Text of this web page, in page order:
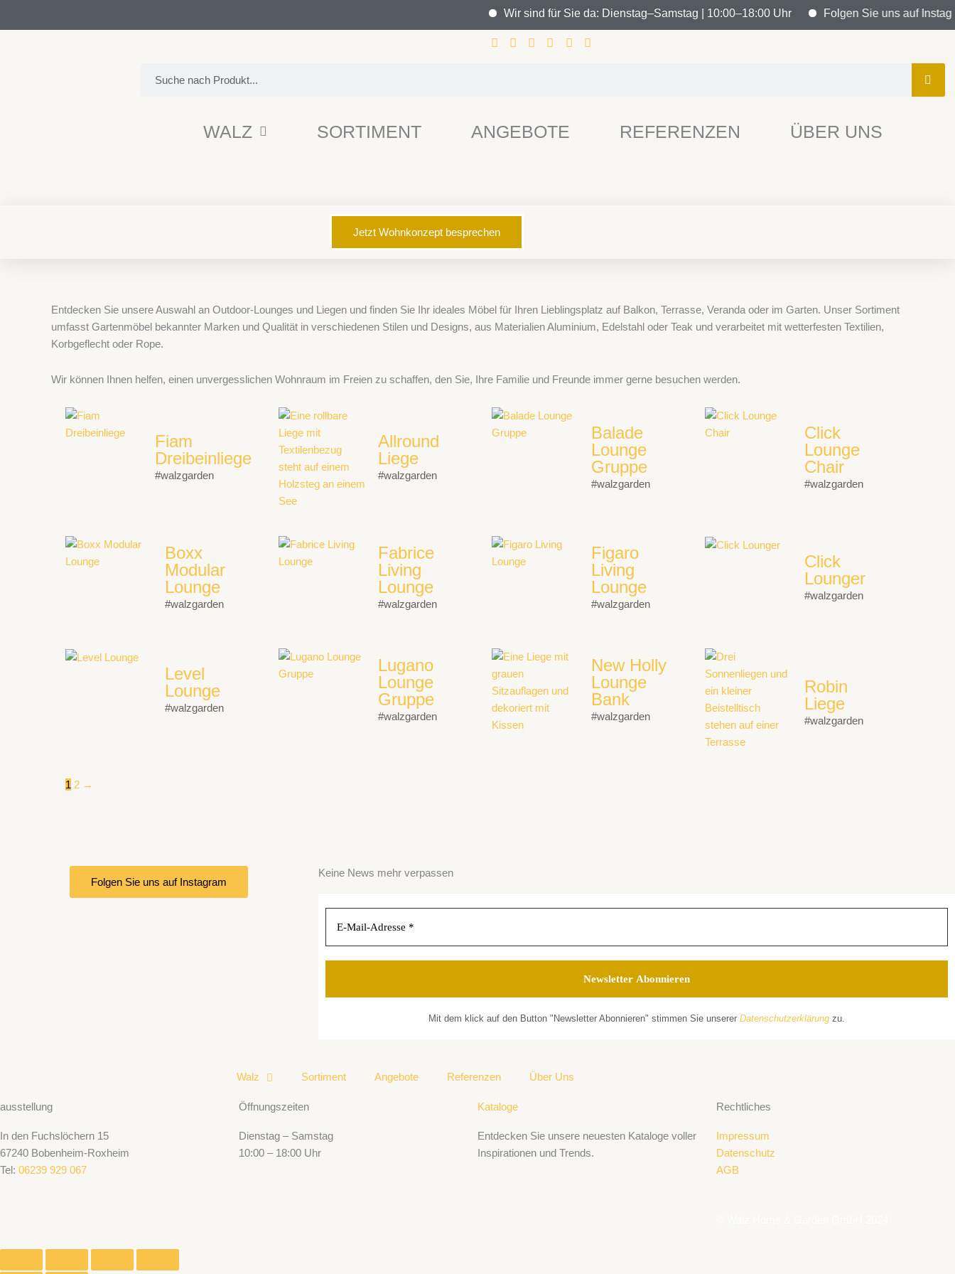
Wir sind für Sie da: Dienstag–Samstag | 10:00–18:00 Uhr Folgen Sie uns auf
WALZ SORTIMENT ANGEBOTE REFERENZEN ÜBER UNS
Jetzt Wohnkonzept besprechen
Entdecken Sie unsere Auswahl an Outdoor-Lounges und Liegen und finden Sie Ihr ideales Möbel für Ihren Lieblingsplatz auf Balkon, Terrasse, Veranda oder im Garten. Unser Sortiment
umfasst Gartenmöbel bekannter Marken und Qualität in verschiedenen Stilen und Designs, aus Materialien Aluminium, Edelstahl oder Teak und verarbeitet mit wetterfesten Textilien,
Korbgeflecht oder Rope.
Wir können Ihnen helfen, einen unvergesslichen Wohnraum im Freien zu schaffen, den Sie, Ihre Familie und Freunde immer gerne besuchen werden.
Fiam
Dreibeinliege
#walzgarden
Allround
Liege
#walzgarden
Balade
Lounge
Gruppe
#walzgarden
Click
Lounge
Chair
#walzgarden
Boxx
Modular
Lounge
#walzgarden
Fabrice
Living
Lounge
#walzgarden
Figaro
Living
Lounge
#walzgarden
Click
Lounger
#walzgarden
Level
Lounge
#walzgarden
Lugano
Lounge
Gruppe
#walzgarden
New Holly
Lounge
Bank
#walzgarden
Robin
Liege
#walzgarden
1 2 →
Folgen Sie uns auf Instagram
Keine News mehr verpassen
Mit dem klick auf den Button "Newsletter Abonnieren" stimmen Sie unserer Datenschutzerklärungzu.
Walz Sortiment Angebote Referenzen Über Uns
ausstellung
In den Fuchslöchern 15
67240 Bobenheim-Roxheim
Tel: 06239 929 067
Öffnungszeiten
Dienstag – Samstag
10:00 – 18:00 Uhr
Kataloge
Entdecken Sie unsere neuesten Kataloge voller
Inspirationen und Trends.
Rechtliches
Impressum
Datenschutz
AGB